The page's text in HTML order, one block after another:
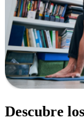
Descubre